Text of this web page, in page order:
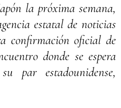
la próxima semana,
estatal de noticias
confirmación oficial de
donde se espera
par estadounidense,